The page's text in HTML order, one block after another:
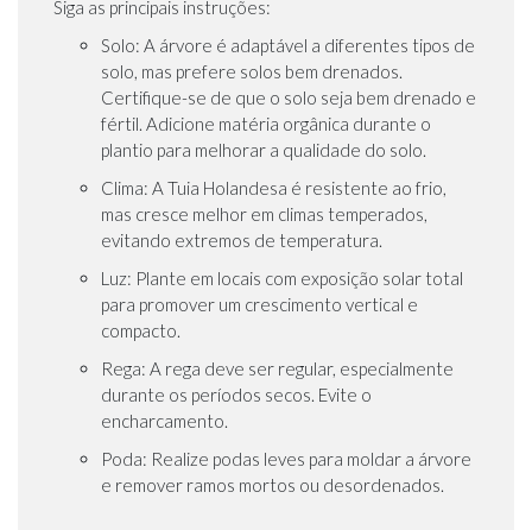
Siga as principais instruções:
Solo: A árvore é adaptável a diferentes tipos de
solo, mas prefere solos bem drenados.
Certifique-se de que o solo seja bem drenado e
fértil. Adicione matéria orgânica durante o
plantio para melhorar a qualidade do solo.
Clima: A Tuia Holandesa é resistente ao frio,
mas cresce melhor em climas temperados,
evitando extremos de temperatura.
Luz: Plante em locais com exposição solar total
para promover um crescimento vertical e
compacto.
Rega: A rega deve ser regular, especialmente
durante os períodos secos. Evite o
encharcamento.
Poda: Realize podas leves para moldar a árvore
e remover ramos mortos ou desordenados.